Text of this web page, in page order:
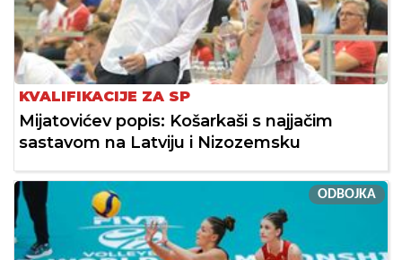
KVALIFIKACIJE ZA SP
Mijatovićev popis: Košarkaši s najjačim
sastavom na Latviju i Nizozemsku
ODBOJKA